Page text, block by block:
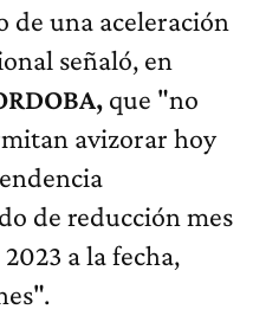
de una aceleración
señaló, en
que "no
avizorar hoy
de reducción mes
a la fecha,